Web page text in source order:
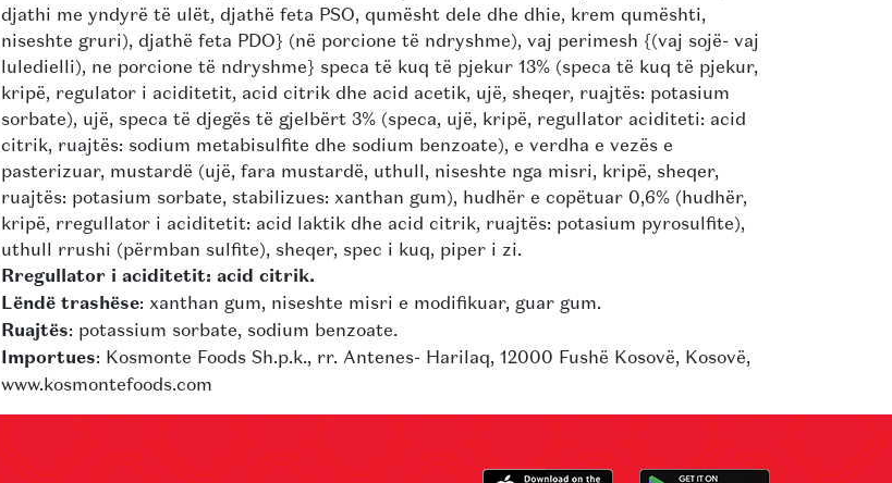
djathi me yndyrë të ulët, djathë feta PSO, qumësht dele dhe dhie, krem qumështi,
niseshte gruri), djathë feta PDO} (në porcione të ndryshme), vaj perimesh {(vaj sojë- vaj
luledielli), ne porcione të ndryshme} speca të kuq të pjekur 13% (speca të kuq të pjekur,
kripë, regulator i aciditetit, acid citrik dhe acid acetik, ujë, sheqer, ruajtës: potasium
sorbate), ujë, speca të djegës të gjelbërt 3% (speca, ujë, kripë, regullator aciditeti: acid
citrik, ruajtës: sodium metabisulfite dhe sodium benzoate), e verdha e vezës e
pasterizuar, mustardë (ujë, fara mustardë, uthull, niseshte nga misri, kripë, sheqer,
ruajtës: potasium sorbate, stabilizues: xanthan gum), hudhër e copëtuar 0,6% (hudhër,
kripë, rregullator i aciditetit: acid laktik dhe acid citrik, ruajtës: potasium pyrosulfite),
uthull rrushi (përmban sulfite), sheqer, spec i kuq, piper i zi.
Rregullator i aciditetit: acid citrik.
Lëndë trashëse: xanthan gum, niseshte misri e modifikuar, guar gum.
Ruajtës: potassium sorbate, sodium benzoate.
Importues: Kosmonte Foods Sh.p.k., rr. Antenes- Harilaq, 12000 Fushë Kosovë, Kosovë,
www.kosmontefoods.com